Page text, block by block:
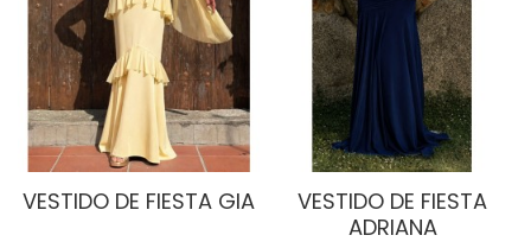
VESTIDO DE FIESTA GIA
VESTIDO DE FIESTA
ADRIANA